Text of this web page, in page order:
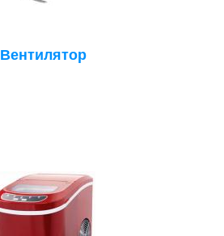
Вентилятор